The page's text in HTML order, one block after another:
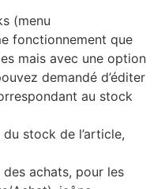
(menu
fonctionnement que
mais avec une option
demandé d’éditer
au stock
stock de l’article,
achats, pour les